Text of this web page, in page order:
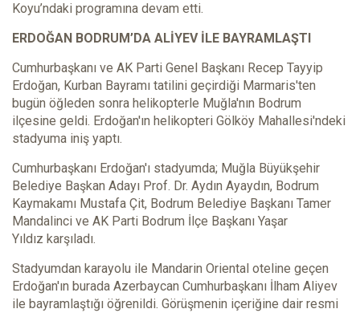
Koyu’ndaki programına devam etti.
ERDOĞAN BODRUM’DA ALİYEV İLE BAYRAMLAŞTI
Cumhurbaşkanı ve AK Parti Genel Başkanı Recep Tayyip
Erdoğan, Kurban Bayramı tatilini geçirdiği Marmaris'ten
bugün öğleden sonra helikopterle Muğla'nın Bodrum
ilçesine geldi. Erdoğan'ın helikopteri Gölköy Mahallesi'ndeki
stadyuma iniş yaptı.
Cumhurbaşkanı Erdoğan'ı stadyumda; Muğla Büyükşehir
Belediye Başkan Adayı Prof. Dr. Aydın Ayaydın, Bodrum
Kaymakamı Mustafa Çit, Bodrum Belediye Başkanı Tamer
Mandalinci ve AK Parti Bodrum İlçe Başkanı Yaşar
Yıldız karşıladı.
Stadyumdan karayolu ile Mandarin Oriental oteline geçen
Erdoğan'ın burada Azerbaycan Cumhurbaşkanı İlham Aliyev
ile bayramlaştığı öğrenildi. Görüşmenin içeriğine dair resmi